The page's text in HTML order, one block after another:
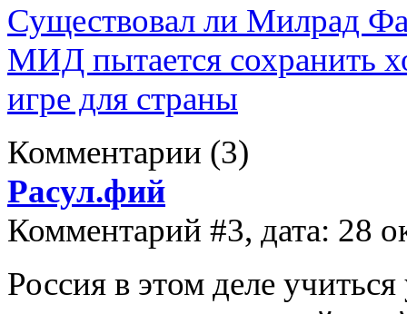
Существовал ли Милрад
МИД пытается сохранить
игре для страны
Комментарии (3)
Расул.фий
Комментарий #3, дата: 28
Россия в этом деле